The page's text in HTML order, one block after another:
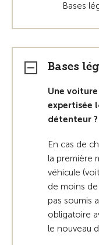
Bases
Bases
Une
expertisée
détenteur ?
En cas de
la première
véhicule
de moins
pas soumis
obligatoire
le nouveau